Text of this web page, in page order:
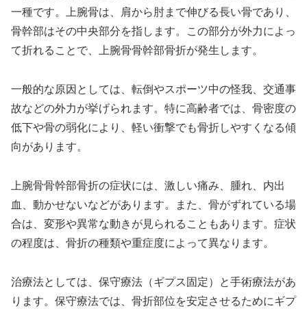
一種です。上腕骨は、肩から肘まで伸びる長い骨であり、
骨幹部はその中央部分を指します。この部分が外力によっ
て折れることで、上腕骨骨幹部骨折が発生します。
一般的な原因としては、転倒やスポーツ中の怪我、交通事
故などの外力が挙げられます。特に高齢者では、骨密度の
低下や骨の弱化により、軽い衝撃でも骨折しやすくなる傾
向があります。
上腕骨骨幹部骨折の症状には、激しい痛み、腫れ、内出
血、動かせないなどがあります。また、骨がずれている場
合は、変形や異常な動きが見られることもあります。症状
の程度は、骨折の種類や重症度によって異なります。
治療法としては、保守療法（ギプス固定）と手術療法があ
ります。保守療法では、骨折部位を安定させるためにギプ